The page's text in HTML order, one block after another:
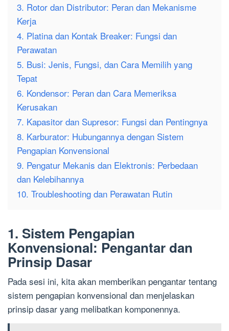
3. Rotor dan Distributor: Peran dan Mekanisme
Kerja
4. Platina dan Kontak Breaker: Fungsi dan
Perawatan
5. Busi: Jenis, Fungsi, dan Cara Memilih yang
Tepat
6. Kondensor: Peran dan Cara Memeriksa
Kerusakan
7. Kapasitor dan Supresor: Fungsi dan Pentingnya
8. Karburator: Hubungannya dengan Sistem
Pengapian Konvensional
9. Pengatur Mekanis dan Elektronis: Perbedaan
dan Kelebihannya
10. Troubleshooting dan Perawatan Rutin
1. Sistem Pengapian
Konvensional: Pengantar dan
Prinsip Dasar
Pada sesi ini, kita akan memberikan pengantar tentang
sistem pengapian konvensional dan menjelaskan
prinsip dasar yang melibatkan komponennya.